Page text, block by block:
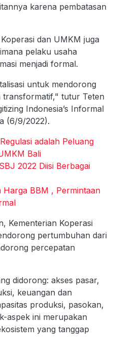
karena pembatasan
dan UMKM juga
pelaku usaha
menjadi formal.
untuk mendorong
transformatif," tutur Teten
Indonesia’s Informal
(6/9/2022).
adalah Peluang
Bali
2022 Diisi Berbagai
Harga BBM , Permintaan
Kementerian Koperasi
pertumbuhan dari
percepatan
didorong: akses pasar,
keuangan dan
produksi, pasokan,
aspek ini merupakan
yang tanggap